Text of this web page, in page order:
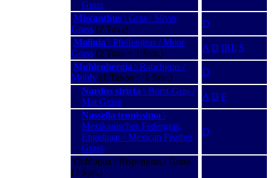
Grass
Miscanthus \ Gras / Silver
Grass (2 Taxa)
D
Molinia \ Pfeifengras / Moor
Grass (2 Taxa + 1 Syn.)
A D IRL S
Muhlenbergia \ Rauchgras /
Muhly (1 Taxon + 1 Syn.)
D
Nardus stricta \ Borst-Gras /
Mat Grass
A D F
Nassella tenuissima \
Mexikanisches Federgras,
Engelhaar / Mexican Feather
Grass
D
Ochlopoa \ Rispengras / Grass
(2 Syn.)